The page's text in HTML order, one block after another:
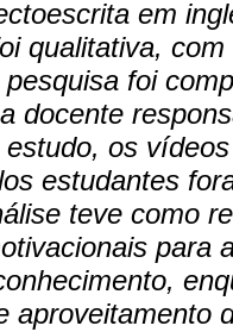
em
qualitativa,
foi
docente
os
estudantes
teve como
para
aproveitamento